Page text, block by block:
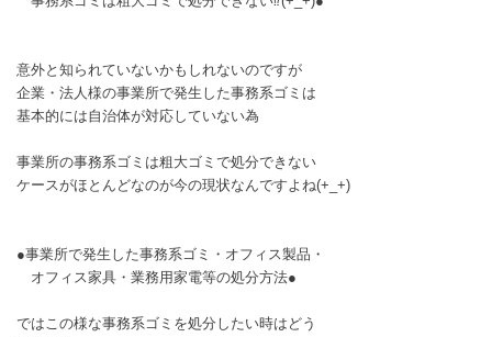
意外と知られていないかもしれないのですが
企業・法人様の事業所で発生した事務系ゴミは
基本的には自治体が対応していない為
事業所の事務系ゴミは粗大ゴミで処分できない
ケースがほとんどなのが今の現状なんですよね(+_+)
●事業所で発生した事務系ゴミ・オフィス製品・
オフィス家具・業務用家電等の処分方法●
ではこの様な事務系ゴミを処分したい時はどう